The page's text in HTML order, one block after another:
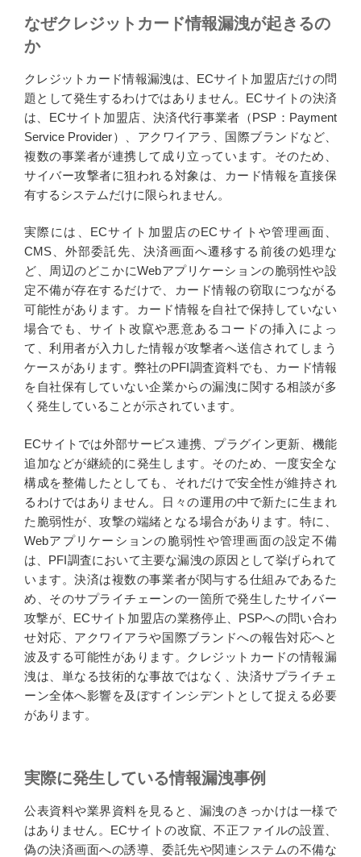
なぜクレジットカード情報漏洩が起きるの
か
クレジットカード情報漏洩は、ECサイト加盟店だけの問
題として発生するわけではありません。ECサイトの決済
は、ECサイト加盟店、決済代行事業者（PSP：Payment
Service Provider）、アクワイアラ、国際ブランドなど、
複数の事業者が連携して成り立っています。そのため、
サイバー攻撃者に狙われる対象は、カード情報を直接保
有するシステムだけに限られません。
実際には、ECサイト加盟店のECサイトや管理画面、
CMS、外部委託先、決済画面へ遷移する前後の処理な
ど、周辺のどこかにWebアプリケーションの脆弱性や設
定不備が存在するだけで、カード情報の窃取につながる
可能性があります。カード情報を自社で保持していない
場合でも、サイト改竄や悪意あるコードの挿入によっ
て、利用者が入力した情報が攻撃者へ送信されてしまう
ケースがあります。弊社のPFI調査資料でも、カード情報
を自社保有していない企業からの漏洩に関する相談が多
く発生していることが示されています。
ECサイトでは外部サービス連携、プラグイン更新、機能
追加などが継続的に発生します。そのため、一度安全な
構成を整備したとしても、それだけで安全性が維持され
るわけではありません。日々の運用の中で新たに生まれ
た脆弱性が、攻撃の端緒となる場合があります。特に、
Webアプリケーションの脆弱性や管理画面の設定不備
は、PFI調査において主要な漏洩の原因として挙げられて
います。決済は複数の事業者が関与する仕組みであるた
め、そのサプライチェーンの一箇所で発生したサイバー
攻撃が、ECサイト加盟店の業務停止、PSPへの問い合わ
せ対応、アクワイアラや国際ブランドへの報告対応へと
波及する可能性があります。クレジットカードの情報漏
洩は、単なる技術的な事故ではなく、決済サプライチェ
ーン全体へ影響を及ぼすインシデントとして捉える必要
があります。
実際に発生している情報漏洩事例
公表資料や業界資料を見ると、漏洩のきっかけは一様で
はありません。ECサイトの改竄、不正ファイルの設置、
偽の決済画面への誘導、委託先や関連システムの不備な